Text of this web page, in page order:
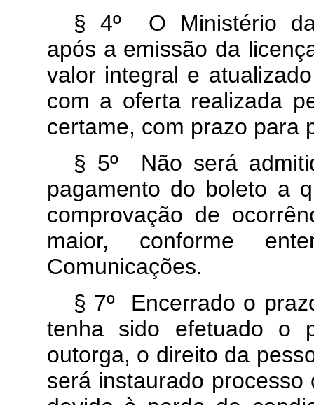
§ 4º O Ministério
após a emissão da
valor integral e
com a oferta realizada
certame, com prazo para
§ 5º Não será
pagamento do boleto a
comprovação de
maior, conforme
Comunicações.
§ 7º Encerrado o
tenha sido efetuado o
outorga, o direito da
será instaurado